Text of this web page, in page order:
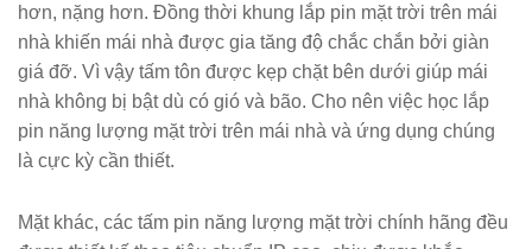
hơn, nặng hơn. Đồng thời khung lắp pin mặt trời trên mái
nhà khiến mái nhà được gia tăng độ chắc chắn bởi giàn
giá đỡ. Vì vậy tấm tôn được kẹp chặt bên dưới giúp mái
nhà không bị bật dù có gió và bão. Cho nên việc học lắp
pin năng lượng mặt trời trên mái nhà và ứng dụng chúng
là cực kỳ cần thiết.
Mặt khác, các tấm pin năng lượng mặt trời chính hãng đều